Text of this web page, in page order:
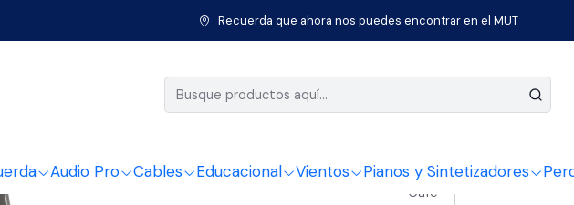
Audio Pro Cables Educacional Vientos Pianos y Sintetizadores
Recuerda que ahora nos puedes encontrar en el MUT
Instrumentos de Cuerda Instrumentos Clásicos Violín Violín Outfit 3/4'
|
Violín
COLOR
Cafe